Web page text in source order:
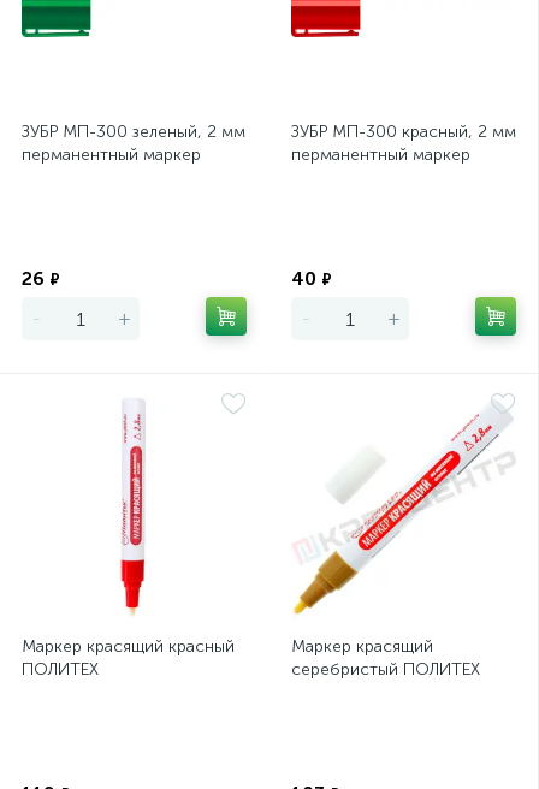
ЗУБР МП-300 зеленый, 2 мм
перманентный маркер
26 ₽
- +
ЗУБР МП-300 красный, 2 мм
перманентный маркер
40 ₽
- +
Маркер красящий красный
ПОЛИТЕХ
Маркер красящий
серебристый ПОЛИТЕХ